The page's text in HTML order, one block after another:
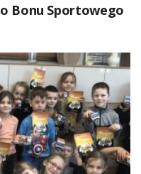
Bonu Sportowego